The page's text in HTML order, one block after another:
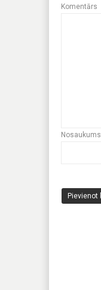
Komentārs
Nosaukums